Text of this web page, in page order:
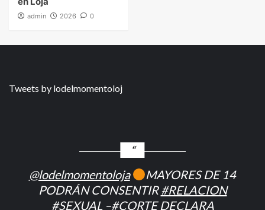
admin 2026 0
Tweets by lodelmomentoloj
@lodelmomentoloja
MAYORES DE 14
PODRÁN CONSENTIR#RELACION
#SEXUAL–#CORTEDECLARA